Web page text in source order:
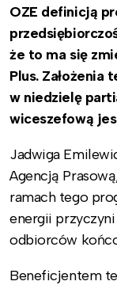
OZE definicją
że to ma się
Plus. Założenia
w niedzielę
wiceszefową
Jadwiga
Agencją
ramach tego
energii
odbiorców
Beneficjentem